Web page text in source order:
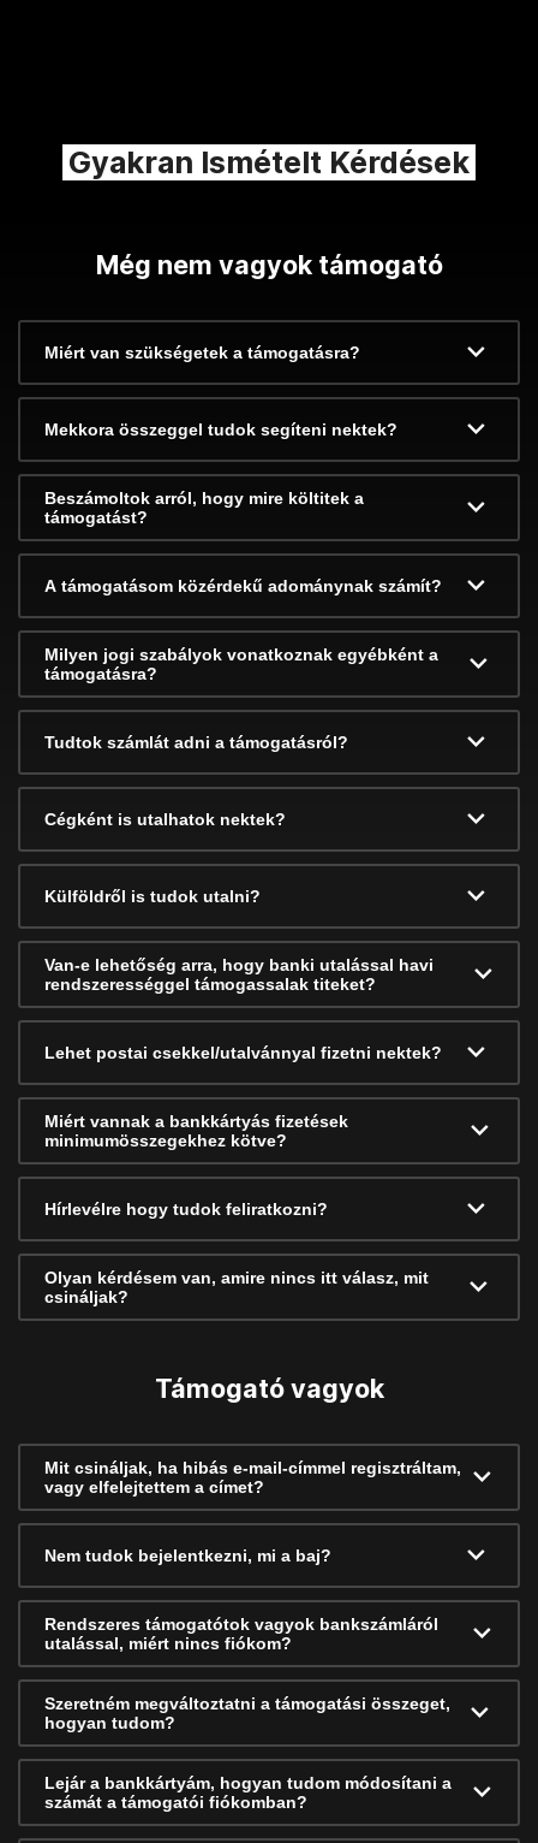
Gyakran Ismételt Kérdések
Még nem vagyok támogató
Miért van szükségetek a támogatásra?
Mekkora összeggel tudok segíteni nektek?
Beszámoltok arról, hogy mire költitek a
támogatást?
A támogatásom közérdekű adománynak számít?
Milyen jogi szabályok vonatkoznak egyébként a
támogatásra?
Tudtok számlát adni a támogatásról?
Cégként is utalhatok nektek?
Külföldről is tudok utalni?
Van-e lehetőség arra, hogy banki utalással havi
rendszerességgel támogassalak titeket?
Lehet postai csekkel/utalvánnyal fizetni nektek?
Miért vannak a bankkártyás fizetések
minimumösszegekhez kötve?
Hírlevélre hogy tudok feliratkozni?
Olyan kérdésem van, amire nincs itt válasz, mit
csináljak?
Támogató vagyok
Mit csináljak, ha hibás e-mail-címmel regisztráltam,
vagy elfelejtettem a címet?
Nem tudok bejelentkezni, mi a baj?
Rendszeres támogatótok vagyok bankszámláról
utalással, miért nincs fiókom?
Szeretném megváltoztatni a támogatási összeget,
hogyan tudom?
Lejár a bankkártyám, hogyan tudom módosítani a
számát a támogatói fiókomban?